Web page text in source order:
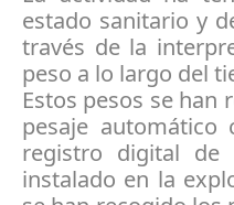
estado sanitario y
través de la
peso a lo largo del
Estos pesos se han
pesaje
registro digital de
instalado en la